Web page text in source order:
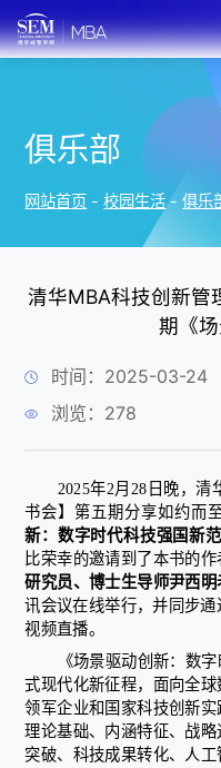
俱乐部
网站首页 -校园生活-俱乐
清华MBA科技创新
期《场
时间：2025-03-24
浏览： 278
2025年2月28日晚，
书会】第五期分享如约而
新：数字时代科技强国新范
比荣幸的邀请到了本书的作
研究员、博士生导师尹西明
讯会议在线举行，并同步通
视频直播。
《场景驱动创新：数
式现代化新征程，面向全
领军企业和国家科技创新
理论基础、内涵特征、战
突破、科技成果转化、人